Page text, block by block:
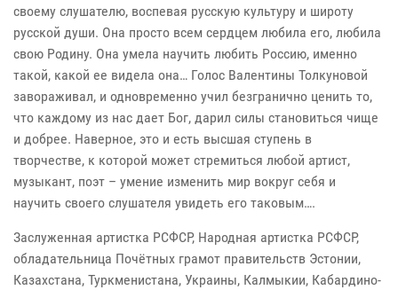
своему слушателю, воспевая русскую культуру и широту
русской души. Она просто всем сердцем любила его, любила
свою Родину. Она умела научить любить Россию, именно
такой, какой ее видела она… Голос Валентины Толкуновой
завораживал, и одновременно учил безгранично ценить то,
что каждому из нас дает Бог, дарил силы становиться чище
и добрее. Наверное, это и есть высшая ступень в
творчестве, к которой может стремиться любой артист,
музыкант, поэт – умение изменить мир вокруг себя и
научить своего слушателя увидеть его таковым….
Заслуженная артистка РСФСР, Народная артистка РСФСР,
обладательница Почётных грамот правительств Эстонии,
Казахстана, Туркменистана, Украины, Калмыкии, Кабардино-